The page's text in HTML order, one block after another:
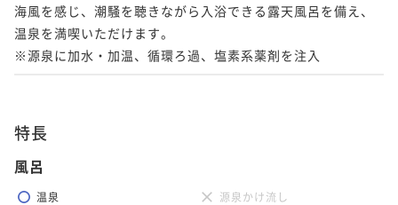
海風を感じ、潮騒を聴きながら入浴できる露天風呂を備え、
温泉を満喫いただけます。
※源泉に加水・加温、循環ろ過、塩素系薬剤を注入
特長
風呂
温泉
源泉かけ流し